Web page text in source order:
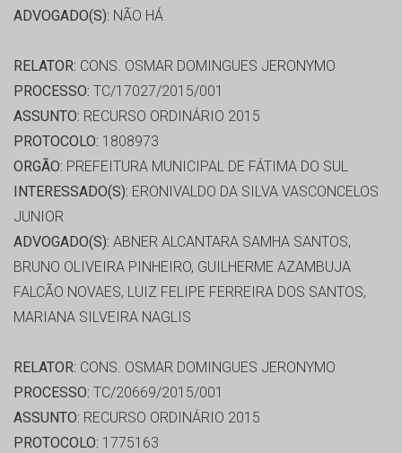
ADVOGADO(S): NÃO HÁ
RELATOR: CONS. OSMAR DOMINGUES JERONYMO
PROCESSO: TC/17027/2015/001
ASSUNTO: RECURSO ORDINÁRIO 2015
PROTOCOLO: 1808973
ORGÃO: PREFEITURA MUNICIPAL DE FÁTIMA DO SUL
INTERESSADO(S): ERONIVALDO DA SILVA VASCONCELOS
JUNIOR
ADVOGADO(S): ABNER ALCANTARA SAMHA SANTOS,
BRUNO OLIVEIRA PINHEIRO, GUILHERME AZAMBUJA
FALCÃO NOVAES, LUIZ FELIPE FERREIRA DOS SANTOS,
MARIANA SILVEIRA NAGLIS
RELATOR: CONS. OSMAR DOMINGUES JERONYMO
PROCESSO: TC/20669/2015/001
ASSUNTO: RECURSO ORDINÁRIO 2015
PROTOCOLO: 1775163